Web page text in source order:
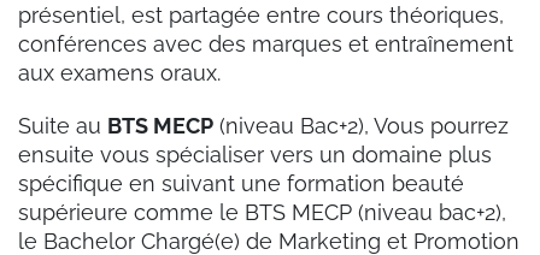
présentiel, est partagée entre cours théoriques,
conférences avec des marques et entraînement
aux examens oraux.
Suite au BTS MECP (niveau Bac+2), Vous pourrez
ensuite vous spécialiser vers un domaine plus
spécifique en suivant une formation beauté
supérieure comme le BTS MECP (niveau bac+2),
le Bachelor Chargé(e) de Marketing et Promotion